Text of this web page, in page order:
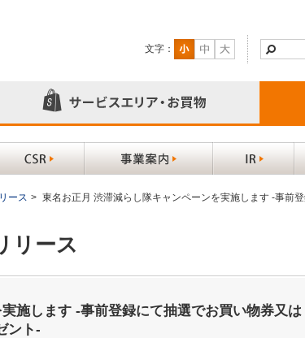
文字：
ース > 東名お正月 渋滞減らし隊キャンペーンを実施します -事前
リース
施します -事前登録にて抽選でお買い物券又は
ント-